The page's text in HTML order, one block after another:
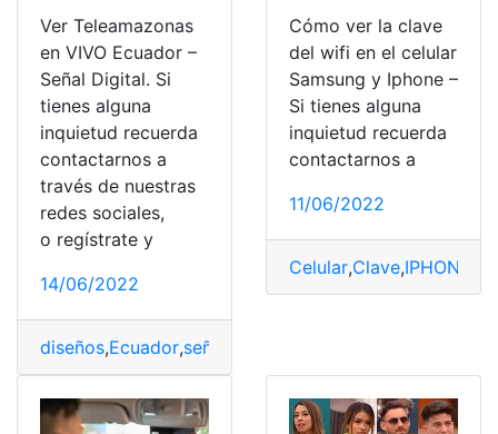
Ver Teleamazonas
en VIVO Ecuador –
Señal Digital. Si
tienes alguna
inquietud recuerda
contactarnos a
través de nuestras
redes sociales,
o regístrate y
14/06/2022
diseños,Ecuador,señal
Cómo ver la clave
del wifi en el celular
Samsung y Iphone –
Si tienes alguna
inquietud recuerda
contactarnos a
11/06/2022
Celular,Clave,IPHONE